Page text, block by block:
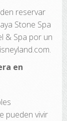
reservar
Stone Spa
& Spa por un
en
pueden vivir